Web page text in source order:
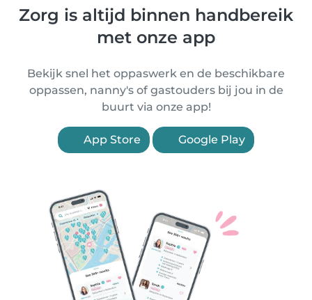
Zorg is altijd binnen handbereik
met onze app
Bekijk snel het oppaswerk en de beschikbare
oppassen, nanny's of gastouders bij jou in de
buurt via onze app!
App Store Google Play